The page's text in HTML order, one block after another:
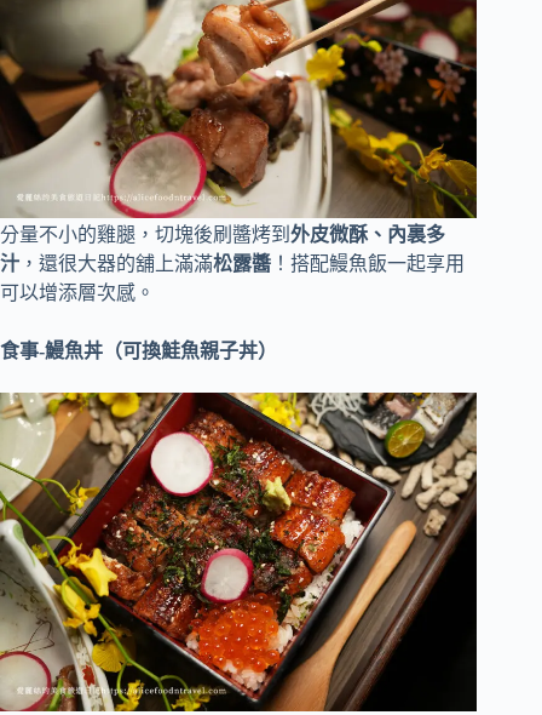
分量不小的雞腿，切塊後刷醬烤到 外皮微酥、內裏多
汁 ，還很大器的舖上滿滿松露醬 ！搭配鰻魚飯一起享用
可以增添層次感。
食事-鰻魚丼（可換鮭魚親子丼）